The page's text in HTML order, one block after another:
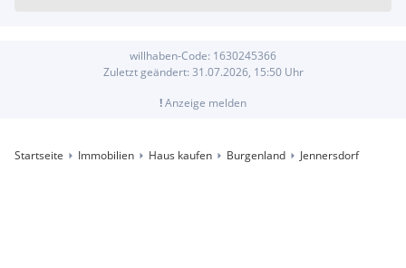
willhaben-Code: 1630245366
Zuletzt geändert: 31.07.2026, 15:50Uhr
!Anzeige melden
Startseite Immobilien Haus kaufen Burgenland Jennersdorf